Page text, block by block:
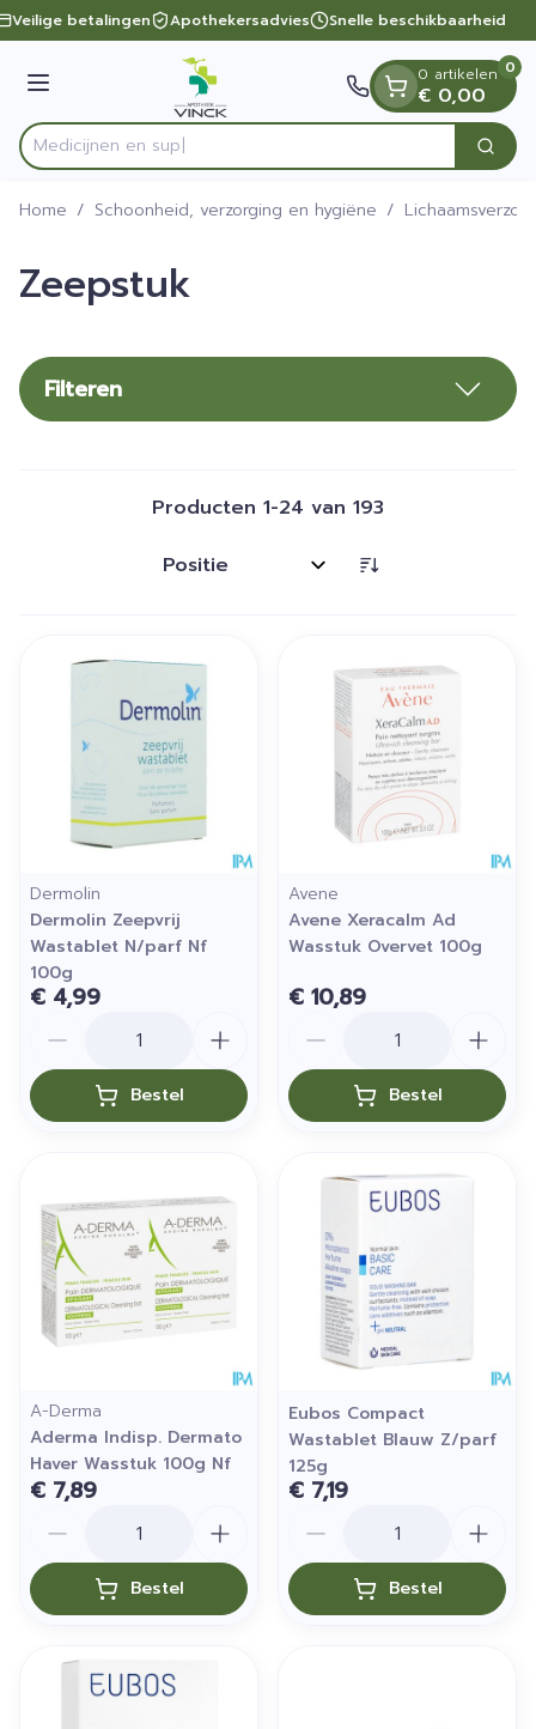
Ga naar de inhoud
1 van 1
Veilige betalingen Apothekersadvies Snelle beschikbaarheid
Menu
Product, merk, categorie... Zoek
0 artikelen
€ 0,00
0
Home / Schoonheid, verzorging en hygiëne /
Zeepstuk
Filteren
Producten 1-24 van 193
Sorteer op:
Dermolin
Dermolin Zeepvrij
Wastablet N/parf Nf
100g
€ 4,99
Bestel
Avene
Avene Xeracalm Ad
Wasstuk Overvet 100g
€ 10,89
Bestel
A-Derma
Aderma Indisp. Dermato
Haver Wasstuk 100g Nf
€ 7,89
Bestel
Eubos Compact
Wastablet Blauw Z/parf
125g
€ 7,19
Bestel